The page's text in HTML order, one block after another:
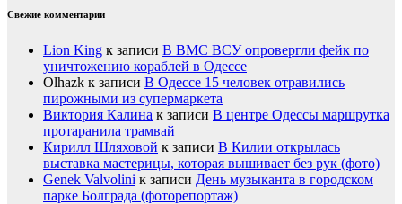
Свежие комментарии
Lion King к записи В ВМС ВСУ опровергли фейк по
уничтожению кораблей в Одессе
Olhazk к записи В Одессе 15 человек отравились
пирожными из супермаркета
Виктория Калина к записи В центре Одессы маршрутка
протаранила трамвай
Кирилл Шляховой к записи В Килии открылась
выставка мастерицы, которая вышивает без рук (фото)
Genek Valvolini к записи День музыканта в городском
парке Болграда (фоторепортаж)